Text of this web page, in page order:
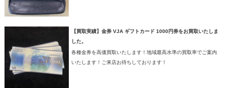
【買取実績】金券 VJA ギフトカード 1000円券をお買取いたしま
した。
各種金券を高価買取いたします！地域最高水準の買取率でご案内
いたします！ご来店お待ちしております！